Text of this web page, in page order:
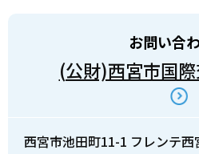
お問い合
(公財)西宮市国
西宮市池田町11-1 フレンテ西